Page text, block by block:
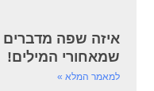
איזה שפה מדברים
שמאחורי המילים!
למאמר המלא »